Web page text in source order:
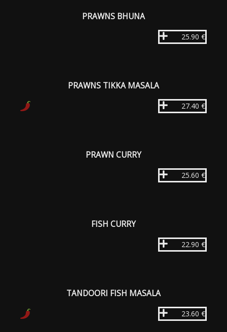
PRAWNS BHUNA
25.90 €
PRAWNS TIKKA MASALA
27.40 €
PRAWN CURRY
25.60 €
FISH CURRY
22.90 €
TANDOORI FISH MASALA
23.60 €